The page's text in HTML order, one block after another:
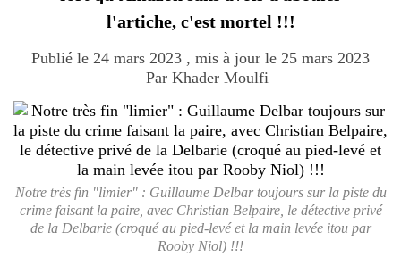
l'artiche, c'est mortel !!!
Publié le 24 mars 2023 , mis à jour le 25 mars 2023
Par Khader Moulfi
Notre très fin "limier" : Guillaume Delbar toujours sur la piste du
crime faisant la paire, avec Christian Belpaire, le détective privé
de la Delbarie (croqué au pied-levé et la main levée itou par
Rooby Niol) !!!